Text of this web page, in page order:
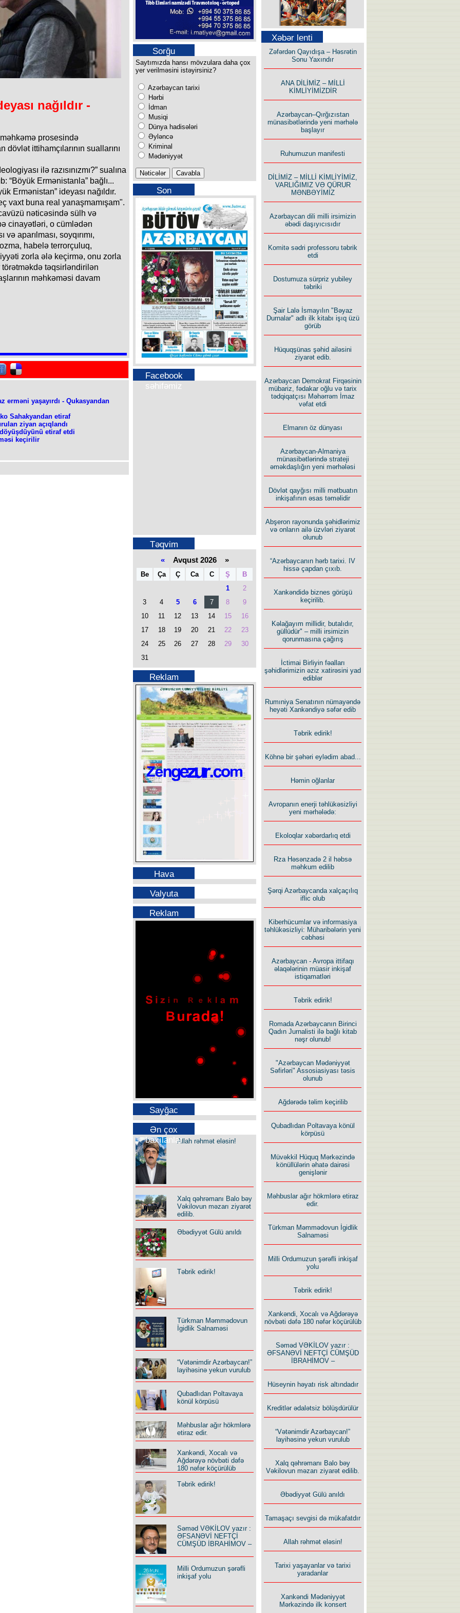
nağıldır -
prosesində
ittihamçılarının suallarını
ilə razısınızmı?” sualına
“Böyük Ermənistanla” bağlı...
Ermənistan” ideyası nağıldır.
vaxt buna real yanaşmamışam".
nəticəsində sülh və
cinayətləri, o cümlədən
aparılması, soyqırımı,
habelə terrorçuluq,
zorla ələ keçirmə, onu zorla
təqsirləndirilən
məhkəməsi davam
erməni yaşayırdı - Qukasyandan
Sahakyandan etiraf
ziyan açıqlandı
etiraf etdi
keçirilir
Sorğu
Saytımızda hansı mövzulara daha çox
yer verilməsini istəyirsiniz?
Azərbaycan tarixi
Hərbi
İdman
Musiqi
Dünya hadisələri
Əyləncə
Kriminal
Mədəniyyət
Son
buraxılışımız
Facebook
səhifəmiz
Təqvim
«Avqust 2026 »
Be Ça Ç Ca C Ş
B
1
2
3
4 5 6 7 8
9
10
11 12 13 14 15
16
17
18 19 20 21 22
23
24
25 26 27 28 29
30
31
Reklam
Hava
Valyuta
Reklam
Sayğac
Ən çox
baxılanlarAllah rəhmət eləsin!
Xalq qəhrəmanı Balo bəy
Vəkilovun məzarı ziyarət
edilib.
Əbədiyyət Gülü anıldı
Təbrik edirik!
Türkman Məmmədovun
İgidlik Salnaməsi
“Vətənimdir Azərbaycan!”
layihəsinə yekun vurulub
Qubadlıdan Poltavaya
könül körpüsü
Məhbuslar ağır hökmlərə
etiraz edir.
Xankəndi, Xocalı və
Ağdərəyə növbəti dəfə
180 nəfər köçürülüb
Təbrik edirik!
Səməd VƏKİLOV yazır :
ƏFSANƏVİ NEFTÇİ
CÜMŞÜD İBRAHİMOV –
Milli Ordumuzun şərəfli
inkişaf yolu
Səfər Alışarlı yazır
Uzun yolun Yolçusu
Rusiyanın süqutunu qaçılmaz
edən beş şərt
Xəbər lenti
Zəfərdən Qayıdışa – Həsrətin
Sonu Yaxındır
ANA DİLİMİZ – MİLLİ
KİMLİYİMİZDİR
Azərbaycan–Qırğızıstan
münasibətlərində yeni mərhələ
başlayır
Ruhumuzun manifesti
DİLİMİZ – MİLLİ KİMLİYİMİZ,
VARLIĞIMIZ VƏ QÜRUR
MƏNBƏYİMİZ
Azərbaycan dili milli irsimizin
əbədi daşıyıcısıdır
Komitə sədri professoru təbrik
etdi
Dostumuza sürpriz yubiley
təbriki
Şair Lalə İsmayılın "Bəyaz
Durnalar" adlı ilk kitabı işıq üzü
görüb
Hüquqşünas şəhid ailəsini
ziyarət edib.
Azərbaycan Demokrat Firqəsinin
mübariz, fədakar oğlu və tarix
tədqiqatçısı Məhərrəm İmaz
vəfat etdi
Elmanın öz dünyası
Azərbaycan-Almaniya
münasibətlərində strateji
əməkdaşlığın yeni mərhələsi
Dövlət qayğısı milli mətbuatın
inkişafının əsas təməlidir
Abşeron rayonunda şəhidlərimiz
və onların ailə üzvləri ziyarət
olunub
“Azərbaycanın hərb tarixi. IV
hissə çapdan çıxıb.
Xankəndidə biznes görüşü
keçirilib.
Kəlağayım millidir, butalıdır,
güllüdür" – milli irsimizin
qorunmasına çağırış
İctimai Birliyin fəalları
şəhidlərimizin əziz xatirəsini yad
ediblər
Rumıniya Senatının nümayəndə
heyəti Xankəndiyə səfər edib
Təbrik edirik!
Köhnə bir şəhəri eylədim abad...
Həmin oğlanlar
Avropanın enerji təhlükəsizliyi
yeni mərhələdə:
Ekoloqlar xəbərdarlıq etdi
Rza Həsənzadə 2 il həbsə
məhkum edilib
Şərqi Azərbaycanda xalçaçılıq
iflic olub
Kiberhücumlar və informasiya
təhlükəsizliyi: Müharibələrin yeni
cəbhəsi
Azərbaycan - Avropa ittifaqı
əlaqələrinin müasir inkişaf
istiqamatləri
Təbrik edirik!
Romada Azərbaycanın Birinci
Qadın Jurnalisti ilə bağlı kitab
nəşr olunub!
"Azərbaycan Mədəniyyət
Səfirləri" Assosiasiyası təsis
olunub
Ağdərədə təlim keçirilib
Qubadlıdan Poltavaya könül
körpüsü
Müvəkkil Hüquq Mərkəzində
könüllülərin əhatə dairəsi
genişlənir
Məhbuslar ağır hökmlərə etiraz
edir.
Türkman Məmmədovun İgidlik
Salnaməsi
Milli Ordumuzun şərəfli inkişaf
yolu
Təbrik edirik!
Xankəndi, Xocalı və Ağdərəyə
növbəti dəfə 180 nəfər köçürülüb
Səməd VƏKİLOV yazır :
ƏFSANƏVİ NEFTÇİ CÜMŞÜD
İBRAHİMOV –
Hüseynin həyatı risk altındadır
Kreditlər ədalətsiz bölüşdürülür
“Vətənimdir Azərbaycan!”
layihəsinə yekun vurulub
Xalq qəhrəmanı Balo bəy
Vəkilovun məzarı ziyarət edilib.
Əbədiyyət Gülü anıldı
Tamaşaçı sevgisi də mükafatdır
Allah rəhmət eləsin!
Tarixi yaşayanlar və tarixi
yaradanlar
Xankəndi Mədəniyyət
Mərkəzində ilk konsert